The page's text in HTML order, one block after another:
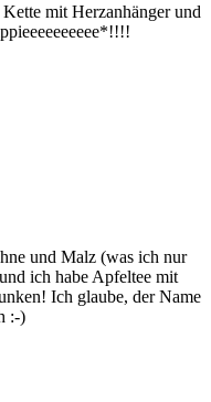
mit Herzanhänger und
und Malz (was ich nur
ich habe Apfeltee mit
Ich glaube, der Name
:-)